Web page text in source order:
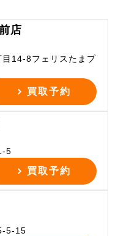
店
14-8フェリスたまプ
買取予約
5
買取予約
5-15